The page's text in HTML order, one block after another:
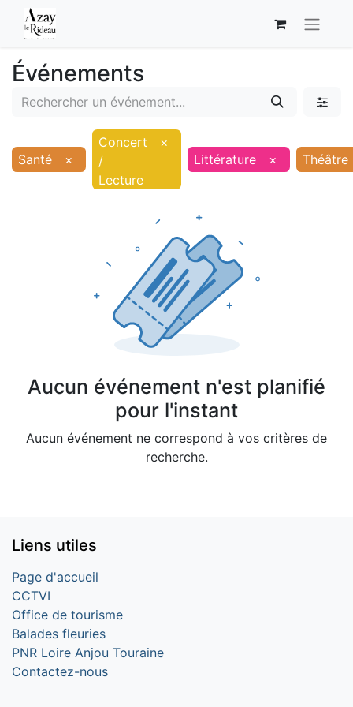
Événements
Santé ×
Concert
/
Lecture
×
Littérature
× Théâtre
Aucun événement n'est planifié
pour l'instant
Aucun événement ne correspond à vos critères de
recherche.
Liens utiles
Page d'accueil
CCTVI
Office de tourisme
Balades fleuries
PNR Loire Anjou Touraine
Contactez-nous